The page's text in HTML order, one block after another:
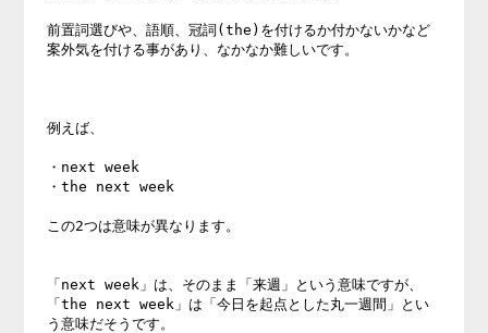
前置詞選びや、語順、冠詞(the)を付けるか付かないかなど
案外気を付ける事があり、なかなか難しいです。
例えば、
・next week
・the next week
この2つは意味が異なります。
「next week」は、そのまま「来週」という意味ですが、
「the next week」は「今日を起点とした丸一週間」とい
う意味だそうです。